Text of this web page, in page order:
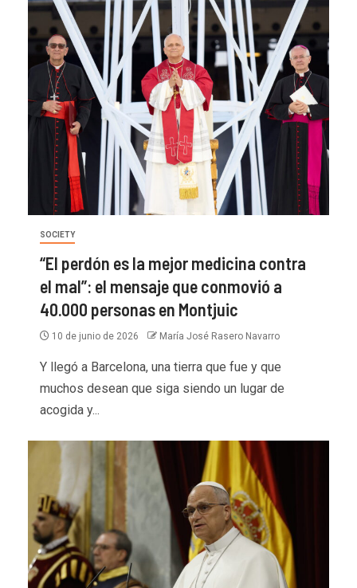
SOCIETY
“El perdón es la mejor medicina contra
el mal”: el mensaje que conmovió a
40.000 personas en Montjuic
10 de junio de 2026 María José Rasero Navarro
Y llegó a Barcelona, una tierra que fue y que
muchos desean que siga siendo un lugar de
acogida y...